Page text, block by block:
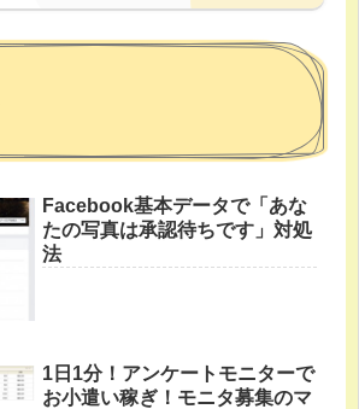
Facebook基本データで「あな
たの写真は承認待ちです」対処
法
1日1分！アンケートモニターで
お小遣い稼ぎ！モニタ募集のマ